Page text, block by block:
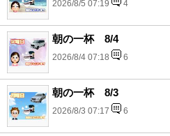
2026/8/5 07:19 4
朝の一杯 8/4
2026/8/4 07:18 6
朝の一杯 8/3
2026/8/3 07:17 6